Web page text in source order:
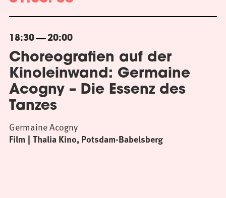
18:30 20:00
Choreografien auf der
Kinoleinwand: Germaine
Acogny – Die Essenz des
Tanzes
Film Thalia Kino, Potsdam-Babelsberg
Germaine Acogny